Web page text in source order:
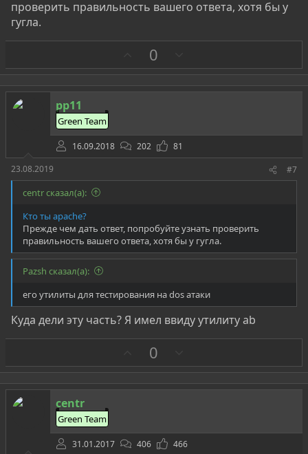
проверить правильность вашего ответа, хотя бы у
гугла.
а
0
р
о
pp11
Green Team
16.09.2018 202
81
23.08.2019
#7
centr сказал(а):
Кто ты apache?
Прежде чем дать ответ, попробуйте узнать проверить
правильность вашего ответа, хотя бы у гугла.
Pazsh сказал(а):
его утилиты для тестирования на dos атаки
Куда дели эту часть? Я имел ввиду утилиту ab
а
0
р
о
centr
Green Team
31.01.2017 406
466